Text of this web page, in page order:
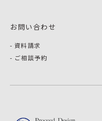
お問い合わせ
資料請求
ご相談予約